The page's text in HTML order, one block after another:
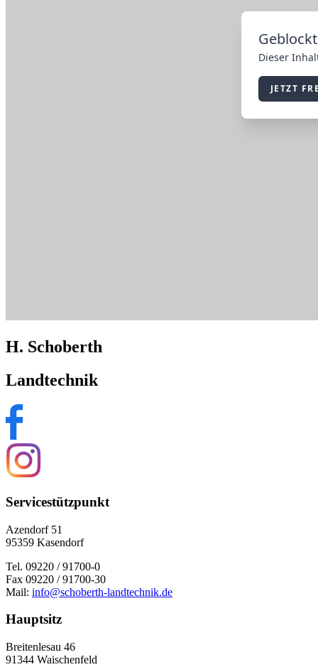
H. Schoberth
Landtechnik
Servicestützpunkt
Azendorf 51
95359 Kasendorf
Tel. 09220 / 91700-0
Fax 09220 / 91700-30
Mail: info@schoberth-landtechnik.de
Hauptsitz
Brei­ten­le­sau 46
91344 Wai­schen­feld